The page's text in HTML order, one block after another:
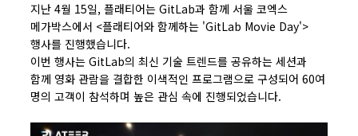
지난 4월 15일, 플래티어는 GitLab과 함께 서울 코엑스
메가박스에서 <플래티어와 함께하는 'GitLab Movie Day'>
행사를 진행했습니다.
이번 행사는 GitLab의 최신 기술 트렌드를 공유하는 세션과
함께 영화 관람을 결합한 이색적인 프로그램으로 구성되어 60여
명의 고객이 참석하며 높은 관심 속에 진행되었습니다.